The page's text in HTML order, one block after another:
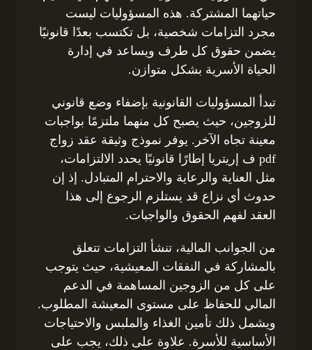
حياتهما المشتركة. هذه المسؤوليات ليست
مجرد التزامات شخصية، بل تكتسب بعدًا قانونيًا
يضمن حقوق كل طرف ويساعد في إدارة
الحياة الأسرية بشكل متوازن.
تبدأ المسؤوليات القانونية بإضفاء وضع قانوني
للزوجين، حيث يصبح كل منهما ملتزمًا بواجبات
معينة تجاه الآخر. يوفر نموذج وثيقة عقد زواج
pdf ف إريتريا إطارًا قانونيًا يحدد الالتزامات،
مثل العناية والرعاية والاحترام المتبادل. إذ إن
حدوث أي نزاع قد يستلزم الرجوع إلى هذا
العقد لفهم الحقوق والواجبات.
من الجوانب المالية، تنشأ التزامات تتعلق
بالمشاركة في النفقات المعيشية، حيث يتوجب
على كل من الزوجين المساهمة في الدعم
المالي للحفاظ على مستوى المعيشة المطلوب.
ويشمل ذلك تأمين الغذاء والملبس والاحتياجات
الأساسية للأسرة. علاوة على ذلك، يجب على